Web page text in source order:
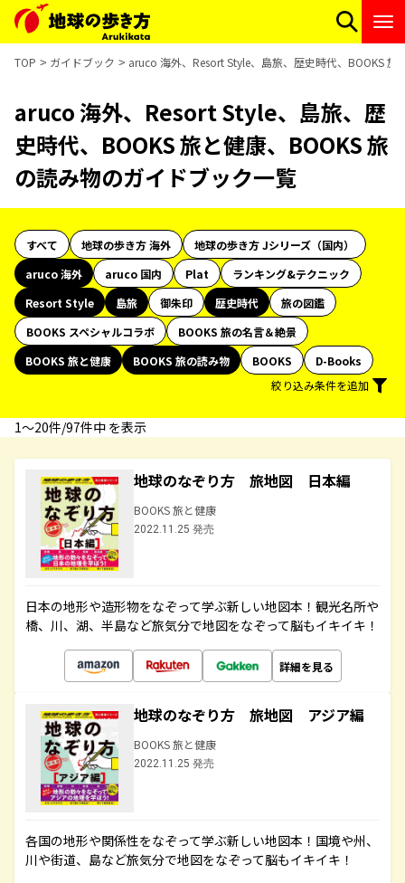
TOP ガイドブック aruco 海外、Resort Style、島旅、歴史時代、BOOKS
aruco 海外、Resort Style、島旅、歴
史時代、BOOKS 旅と健康、BOOKS 旅
の読み物のガイドブック一覧
すべて 地球の歩き方 海外
地球の歩き方 Jシリーズ（国内）
aruco 海外
aruco 国内 Plat
ランキング&テクニック
Resort Style
島旅 御朱印 歴史時代
旅の図鑑
BOOKS スペシャルコラボ
BOOKS 旅の名言＆絶景
BOOKS 旅と健康
BOOKS 旅の読み物 BOOKS
D-Books
絞り込み条件を追加
1〜20件/97件中 を表示
地球のなぞり方 旅地図 日本編
BOOKS 旅と健康
2022.11.25 発売
日本の地形や造形物をなぞって学ぶ新しい地図本！観光名所や
橋、川、湖、半島など旅気分で地図をなぞって脳もイキイキ！
詳細を見る
地球のなぞり方 旅地図 アジア編
BOOKS 旅と健康
2022.11.25 発売
各国の地形や関係性をなぞって学ぶ新しい地図本！国境や州、
川や街道、島など旅気分で地図をなぞって脳もイキイキ！